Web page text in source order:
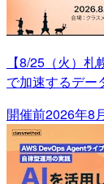
【8/25（火）
で加速するデー
開催前2026年8